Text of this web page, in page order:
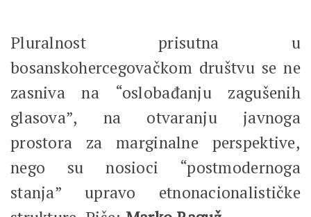
Pluralnost prisutna u
bosanskohercegovačkom društvu se ne
zasniva na “oslobađanju zagušenih
glasova”, na otvaranju javnoga
prostora za marginalne perspektive,
nego su nosioci “postmodernoga
stanja” upravo etnonacionalističke